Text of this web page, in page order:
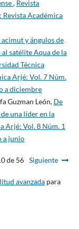
, Revista
Académica
y ángulos de
satélite Aqua de la
Técnica
Arjé: Vol. 7 Núm.
a diciembre
Guzman León, De
una líder en la
Arjé: Vol. 8 Núm. 1
a junio
de 56 Siguiente
avanzadapara